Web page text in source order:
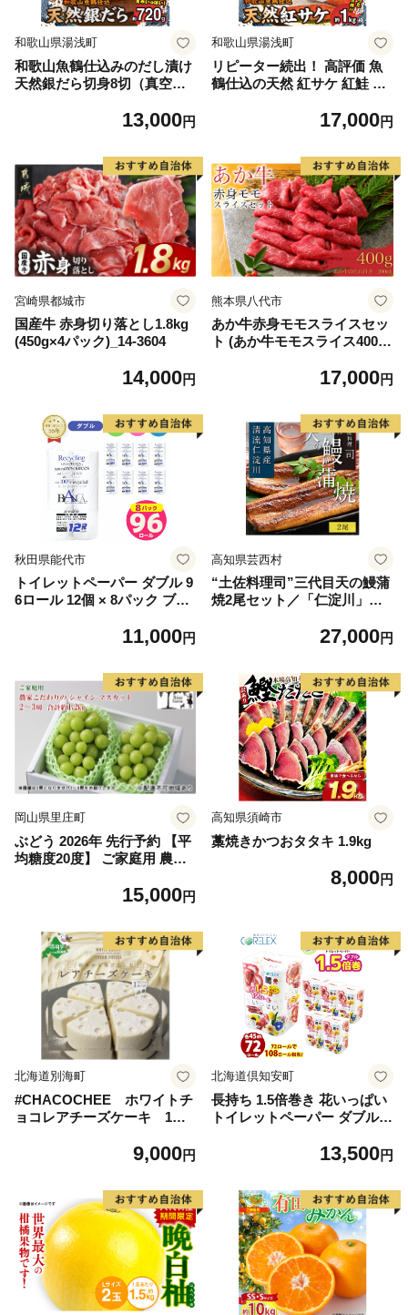
和歌山県湯浅町
和歌山魚鶴仕込みのだし漬け
天然銀だら切身8切（真空パ
製法 良質な脂 ふっくら 柔ら
ぶ だし漬け 煮付け ムニエル
味噌漬け 鍋物 冷凍 湯浅町 送
料無料_G7334
13,000円
和歌山県湯浅町
リピーター続出！ 高評価 魚
鶴仕込の天然 紅サケ 紅鮭 鮭
レビュー高評価 小分け 真空
海鮮 魚介 食品 食べ物 おかず
お弁当 水産加工品 冷凍 グル
メ お取り寄せ 和歌山県 湯浅
町 送料無料_G7317
17,000円
宮崎県都城市
国産牛 赤身切り落とし1.8kg
(450g×4パック)_14-3604
14,000円
熊本県八代市
あか牛赤身モモスライスセッ
ト (あか牛モモスライス400
17,000円
秋田県能代市
トイレットペーパー ダブル 9
6ロール 12個 × 8パック ブラ
用品 消耗品 無香料 生活用品
11,000円
高知県芸西村
“土佐料理司”三代目天の鰻蒲
焼2尾セット／「仁淀川」水
殖 国産・高知県産〈高知市共
27,000円
岡山県里庄町
ぶどう 2026年 先行予約 【平
均糖度20度】 ご家庭用 農家
ット 2～3房 合計約1.2kg ブ
直送 】
15,000円
高知県須崎市
藁焼きかつおタタキ 1.9kg
8,000円
北海道別海町
#CHACOCHEE ホワイトチ
ョコレアチーズケーキ 1ホ
海町,チーズ,ちーず,チーズケ
9,000円
北海道倶知安町
長持ち 1.5倍巻き 花いっぱい
トイレットペーパー ダブル 4
プリント ハーブ 香り付き 日
品 備蓄 送料無料 北海道 倶知
安町 日用品
13,500円